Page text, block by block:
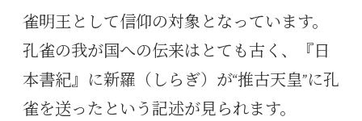
雀明王として信仰の対象となっています。
孔雀の我が国への伝来はとても古く、『日
本書紀』に新羅（しらぎ）が“推古天皇”に孔
雀を送ったという記述が見られます。